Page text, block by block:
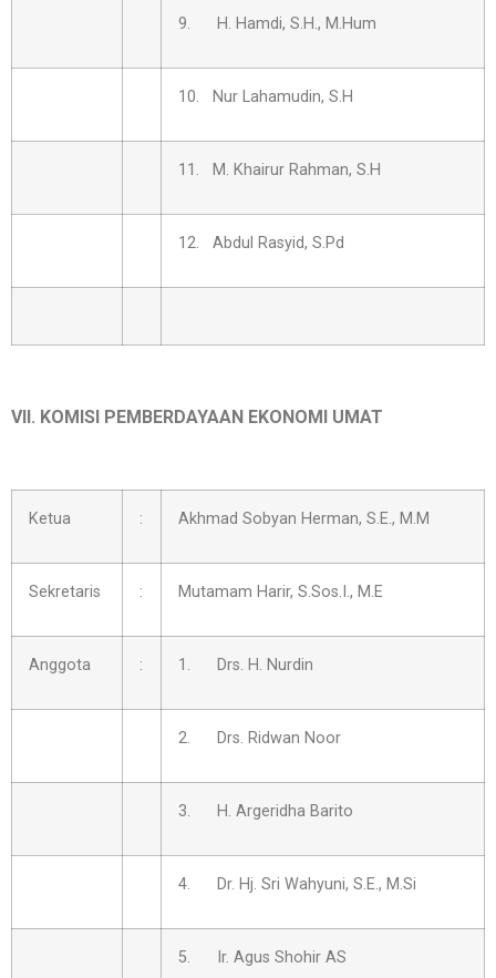
9. H. Hamdi, S.H., M.Hum
10. Nur Lahamudin, S.H
11. M. Khairur Rahman, S.H
12. Abdul Rasyid, S.Pd
VII. KOMISI PEMBERDAYAAN EKONOMI UMAT
Ketua : Akhmad Sobyan Herman, S.E., M.M
Sekretaris : Mutamam Harir, S.Sos.I., M.E
Anggota : 1. Drs. H. Nurdin
2. Drs. Ridwan Noor
3. H. Argeridha Barito
4. Dr. Hj. Sri Wahyuni, S.E., M.Si
5. Ir. Agus Shohir AS